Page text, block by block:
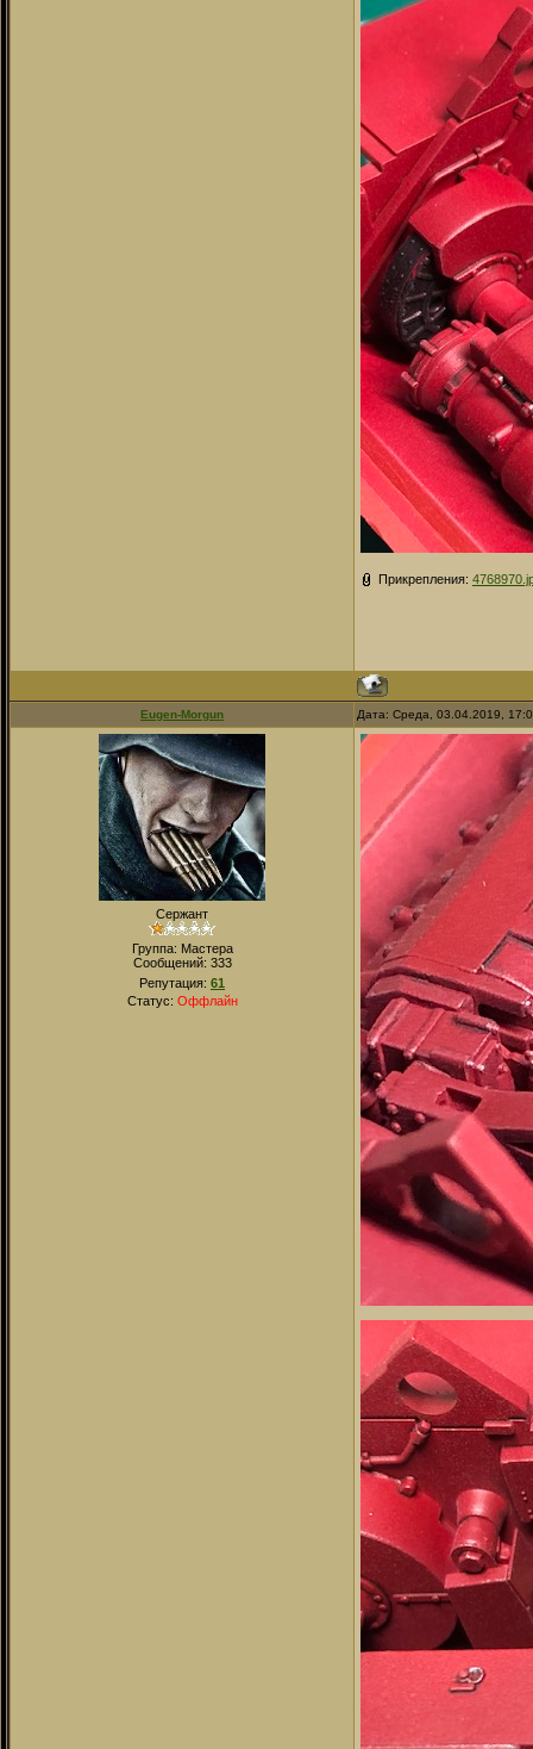
Прикрепления:
Eugen-Morgun Дата: Среда, 03.04.2019,
Сержант
Группа: Мастера
Сообщений: 333
Репутация: 61
Статус: Оффлайн